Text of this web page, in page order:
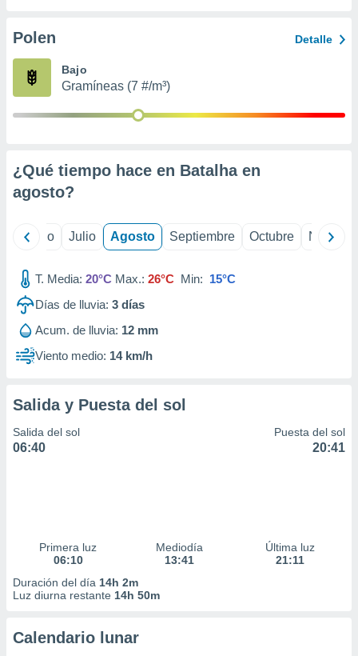
e
mediante
de
1199
Polen Detalle
Bajo
Gramíneas (7 #/m³)
¿Qué tiempo hace en Batalha en
agosto?
Junio Julio Agosto Septiembre Octubre
T. Media: 20°C Max.: 26°C Min: 15°C
Días de lluvia: 3 días
Acum. de lluvia: 12 mm
Viento medio: 14 km/h
Salida y Puesta del sol
Salida del sol
06:40
Puesta del sol
20:41
Primera luz
06:10
Mediodía
13:41
Última luz
21:11
Duración del día 14h 2m
Luz diurna restante 14h 50m
Calendario lunar